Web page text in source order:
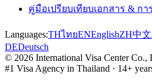
คู่มือเปรียบเทียบเอกสาร & กา
Languages:THไทยENEnglishZH中文
DEDeutsch
© 2026 International Visa Center Co.,
#1 Visa Agency in Thailand · 14+